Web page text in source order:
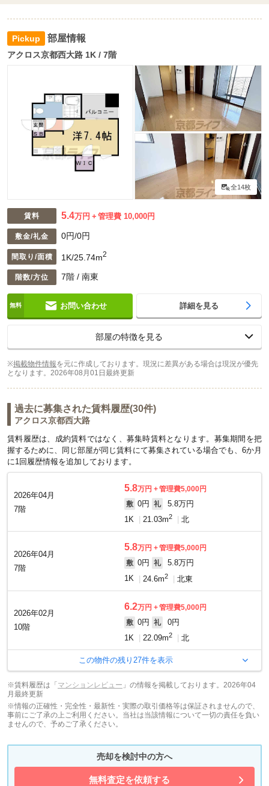
部屋情報
アクロス京都西大路 1K / 7階
全14枚
賃料 5.4万円 管理費 10,000円
敷金/礼金 0円/0円
間取り/面積 1K/25.74m2
階数/方位 7階 / 南東
お問い合わせ 詳細を見る
部屋の特徴を見る
※掲載物件情報を元に作成しております。現況に差異がある場合は現況が優先
となります。 2026年08月01日最終更新
過去に募集された賃料履歴(30件)
アクロス京都西大路
賃料履歴は、成約賃料ではなく、募集時賃料となります。募集期間を把
握するために、同じ部屋が同じ賃料にて募集されている場合でも、6か月
に1回履歴情報を追加しております。
2026年04月
7階
5.8万円
管理費5,000円
敷 0円 礼
5.8万円
1K
21.03m2 北
2026年04月
7階
5.8万円
管理費5,000円
敷 0円 礼
5.8万円
1K
24.6m2 北東
2026年02月
10階
6.2万円
管理費5,000円
敷 0円 礼
0円
1K
22.09m2 北
この物件の残り 27件を表示
※賃料履歴は「 マンションレビュー 」の情報を掲載しております。2026年04
月最終更新
※情報の正確性・完全性・最新性・実際の取引価格等は保証されませんので、
事前にご了承の上ご利用ください。当社は当該情報について一切の責任を負い
ませんので、予めご了承ください。
売却を検討中の方へ
無料査定を依頼する